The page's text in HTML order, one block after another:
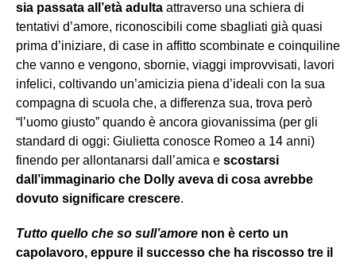
sia passata all’età adulta attraverso una schiera di
tentativi d’amore, riconoscibili come sbagliati già quasi
prima d’iniziare, di case in affitto scombinate e coinquiline
che vanno e vengono, sbornie, viaggi improvvisati, lavori
infelici, coltivando un’amicizia piena d’ideali con la sua
compagna di scuola che, a differenza sua, trova però
“l’uomo giusto” quando è ancora giovanissima (per gli
standard di oggi: Giulietta conosce Romeo a 14 anni)
finendo per allontanarsi dall’amica e scostarsi
dall’immaginario che Dolly aveva di cosa avrebbe
dovuto significare crescere.
Tutto quello che so sull’amore non è certo un
capolavoro, eppure il successo che ha riscosso tre il